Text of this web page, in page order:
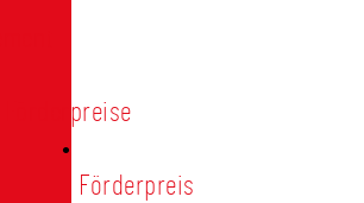
Förderpreise
Förderpreis